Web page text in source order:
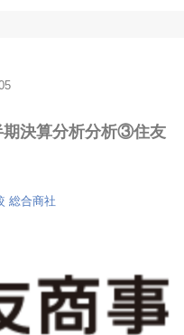
期決算分析分析③住友
総合商社